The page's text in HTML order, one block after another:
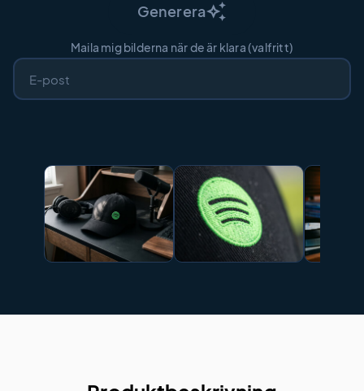
Genereraauto_awesome
Maila mig bilderna när de är klara (valfritt)